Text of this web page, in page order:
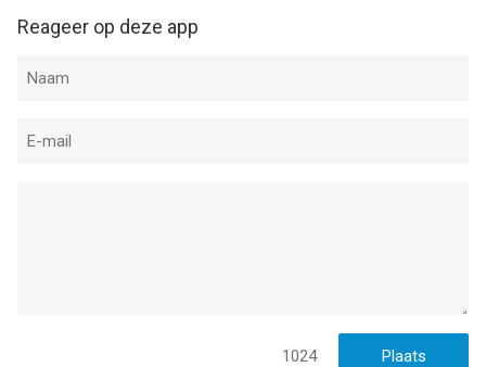
Reageer op deze app
1024